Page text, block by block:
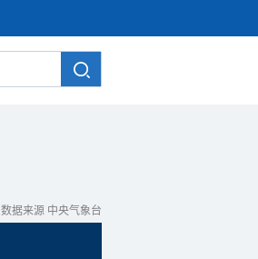
数据来源 中央气象台